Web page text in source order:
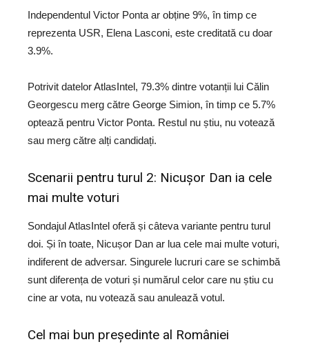
Independentul Victor Ponta ar obține 9%, în timp ce
reprezenta USR, Elena Lasconi, este creditată cu doar
3.9%.
Potrivit datelor AtlasIntel, 79.3% dintre votanții lui Călin
Georgescu merg către George Simion, în timp ce 5.7%
optează pentru Victor Ponta. Restul nu știu, nu votează
sau merg către alți candidați.
Scenarii pentru turul 2: Nicușor Dan ia cele
mai multe voturi
Sondajul AtlasIntel oferă și câteva variante pentru turul
doi. Și în toate, Nicușor Dan ar lua cele mai multe voturi,
indiferent de adversar. Singurele lucruri care se schimbă
sunt diferența de voturi și numărul celor care nu știu cu
cine ar vota, nu votează sau anulează votul.
Cel mai bun președinte al României